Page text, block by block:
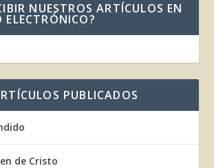
NUESTROS ARTÍCULOS EN
ELECTRÓNICO?
PUBLICADOS
de Cristo